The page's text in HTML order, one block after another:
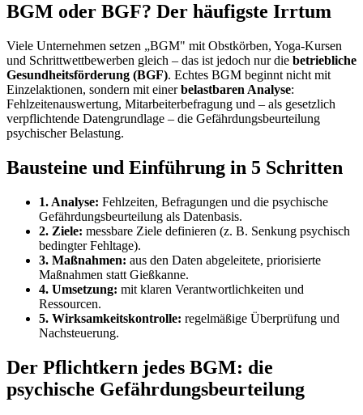
BGM oder BGF? Der häufigste Irrtum
Viele Unternehmen setzen „BGM" mit Obstkörben, Yoga-Kursen
und Schrittwettbewerben gleich – das ist jedoch nur die betriebliche
Gesundheitsförderung (BGF). Echtes BGM beginnt nicht mit
Einzelaktionen, sondern mit einerbelastbaren Analyse:
Fehlzeitenauswertung, Mitarbeiterbefragung und – als gesetzlich
verpflichtende Datengrundlage – die Gefährdungsbeurteilung
psychischer Belastung.
Bausteine und Einführung in 5 Schritten
1. Analyse: Fehlzeiten, Befragungen und die psychische
Gefährdungsbeurteilung als Datenbasis.
2. Ziele: messbare Ziele definieren (z. B. Senkung psychisch
bedingter Fehltage).
3. Maßnahmen: aus den Daten abgeleitete, priorisierte
Maßnahmen statt Gießkanne.
4. Umsetzung: mit klaren Verantwortlichkeiten und
Ressourcen.
5. Wirksamkeitskontrolle: regelmäßige Überprüfung und
Nachsteuerung.
Der Pflichtkern jedes BGM: die
psychische Gefährdungsbeurteilung